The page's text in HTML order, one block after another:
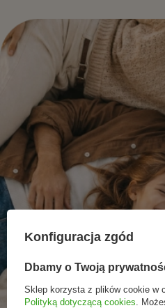
Konfiguracja zgód
Dbamy o Twoją
Sklep korzysta z plików cookie w
Polityką dotyczącą cookies .